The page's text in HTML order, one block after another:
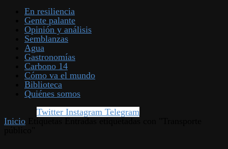
En resiliencia
Gente palante
Opinión y análisis
Semblanzas
Agua
Gastronomías
Carbono 14
Cómo va el mundo
Biblioteca
Quiénes somos
Twitter Instagram Telegram
Inicio